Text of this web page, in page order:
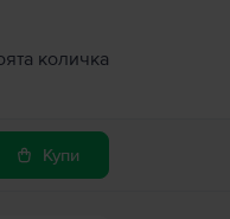
количка
Купи